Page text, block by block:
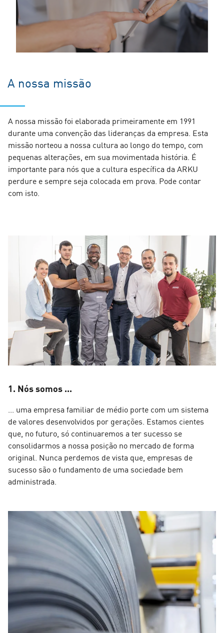
A nossa missão
A nossa missão foi elaborada primeiramente em 1991
durante uma convenção das lideranças da empresa. Esta
missão norteou a nossa cultura ao longo do tempo, com
pequenas alterações, em sua movimentada história. É
importante para nós que a cultura específica da ARKU
perdure e sempre seja colocada em prova. Pode contar
com isto.
1. Nós somos ...
... uma empresa familiar de médio porte com um sistema
de valores desenvolvidos por gerações. Estamos cientes
que, no futuro, só continuaremos a ter sucesso se
consolidarmos a nossa posição no mercado de forma
original. Nunca perdemos de vista que, empresas de
sucesso são o fundamento de uma sociedade bem
administrada.